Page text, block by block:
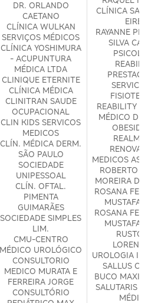
DR. ORLANDO
CAETANO
CLÍNICA WULKAN
SERVIÇOS MÉDICOS
CLÍNICA YOSHIMURA
- ACUPUNTURA
MÉDICA LTDA
CLINIQUE ETERNITE
CLÍNICA MÉDICA
CLINITRAN SAUDE
OCUPACIONAL
CLIN KIDS SERVICOS
MEDICOS
CLÍN. MÉDICA DERM.
SÃO PAULO
SOCIEDADE
UNIPESSOAL
CLÍN. OFTAL.
PIMENTA
GUIMARÃES
SOCIEDADE SIMPLES
LIM.
CMU-CENTRO
MÉDICO UROLÓGICO
CONSULTORIO
MEDICO MURATA E
FERREIRA JORGE
CONSULTÓRIO
CLÍNICA
RAYANNE
SILVA
REABILITY -
MÉDICO DE
REALM
MEDICOS
ROBERTO
MOREIRA DE
ROSANA
MUSTAFA
ROSANA
MUSTAFA
UROLOGIA
SALLUS
BUCO
SALUTARIS